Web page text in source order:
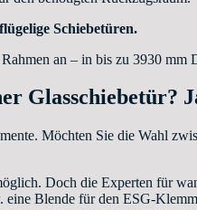
Schiebetüren.
an – in bis zu 3930 mm
Glasschiebetür?
Möchten Sie die Wahl
Doch die Experten für
Blende für den ESG-